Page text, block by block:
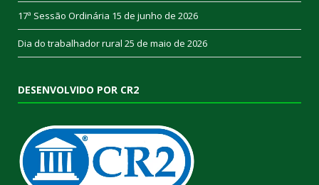
17ª Sessão Ordinária 15 de junho de 2026
Dia do trabalhador rural 25 de maio de 2026
DESENVOLVIDO POR CR2